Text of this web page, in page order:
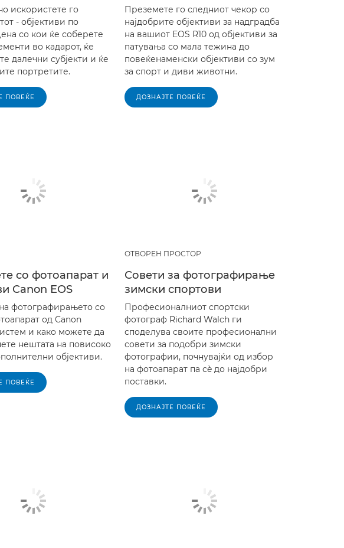
искористете го
- објективи по
со кои ќе соберете
во кадарот, ќе
далечни субјекти и ќе
портретите.
ПОВЕЌЕ
Преземете го следниот чекор со
најдобрите објективи за надградба
на вашиот EOS R10 од објективи за
патувања со мала тежина до
повеќенаменски објективи со зум
за спорт и диви животни.
ДОЗНАЈТЕ ПОВЕЌЕ
со фотоапарат и
Canon EOS
фотографирањето со
од Canon
и како можете да
нештата на повисоко
објективи.
ПОВЕЌЕ
ОТВОРЕН ПРОСТОР
Совети за фотографирање
зимски спортови
Професионалниот спортски
фотограф Richard Walch ги
споделува своите професионални
совети за подобри зимски
фотографии, почнувајќи од избор
на фотоапарат па сè до најдобри
поставки.
ДОЗНАЈТЕ ПОВЕЌЕ